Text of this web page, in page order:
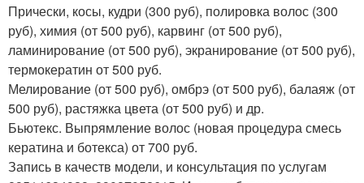
Прически, косы, кудри (300 руб), полировка волос (300
руб), химия (от 500 руб), карвинг (от 500 руб),
ламинирование (от 500 руб), экранирование (от 500 руб),
термокератин от 500 руб.
Мелирование (от 500 руб), омбрэ (от 500 руб), балаяж (от
500 руб), растяжка цвета (от 500 руб) и др.
Бьютекс. Выпрямление волос (новая процедура смесь
кератина и ботекса) от 700 руб.
Запись в качеств модели, и консультация по услугам